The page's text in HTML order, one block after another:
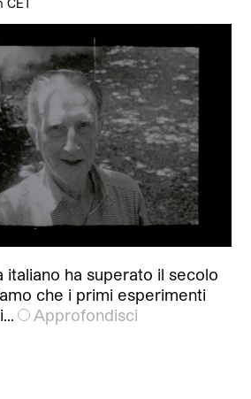
italiano ha superato il secolo
che i primi esperimenti
Approfondisci